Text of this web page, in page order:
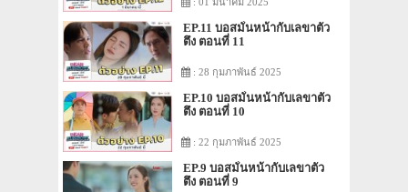
EP.11 บอสมั่นหน้ากับเลขาตัว
ตึง ตอนที่ 11
: 28 กุมภาพันธ์ 2025
EP.10 บอสมั่นหน้ากับเลขาตัว
ตึง ตอนที่ 10
: 22 กุมภาพันธ์ 2025
EP.9 บอสมั่นหน้ากับเลขาตัว
ตึง ตอนที่ 9